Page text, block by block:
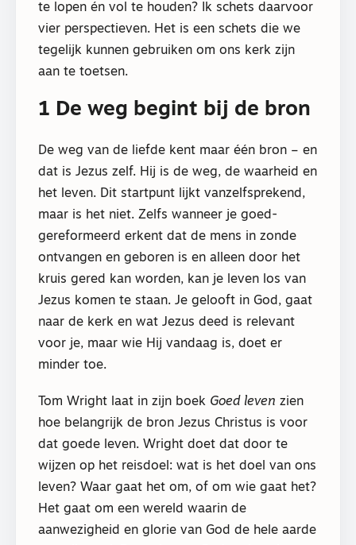
te lopen én vol te houden? Ik schets daarvoor
vier perspectieven. Het is een schets die we
tegelijk kunnen gebruiken om ons kerk zijn
aan te toetsen.
1 De weg begint bij de bron
De weg van de liefde kent maar één bron – en
dat is Jezus zelf. Hij is de weg, de waarheid en
het leven. Dit startpunt lijkt vanzelfsprekend,
maar is het niet. Zelfs wanneer je goed-
gereformeerd erkent dat de mens in zonde
ontvangen en geboren is en alleen door het
kruis gered kan worden, kan je leven los van
Jezus komen te staan. Je gelooft in God, gaat
naar de kerk en wat Jezus deed is relevant
voor je, maar wie Hij vandaag is, doet er
minder toe.
Tom Wright laat in zijn boek Goed leven zien
hoe belangrijk de bron Jezus Christus is voor
dat goede leven. Wright doet dat door te
wijzen op het reisdoel: wat is het doel van ons
leven? Waar gaat het om, of om wie gaat het?
Het gaat om een wereld waarin de
aanwezigheid en glorie van God de hele aarde